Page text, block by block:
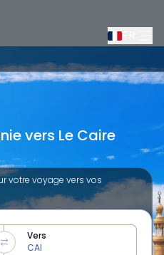
vers Le Caire
votre voyage vers vos
Vers